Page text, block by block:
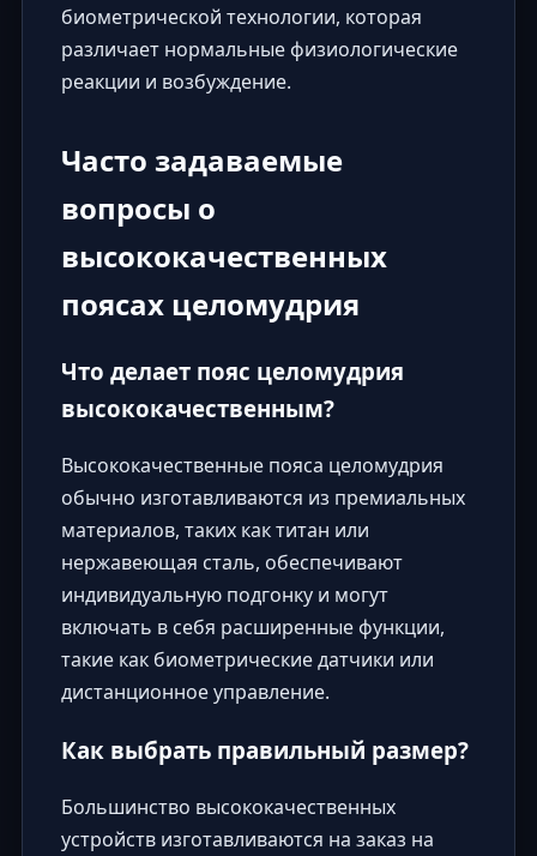
биометрической технологии, которая
различает нормальные физиологические
реакции и возбуждение.
Часто задаваемые
вопросы о
высококачественных
поясах целомудрия
Что делает пояс целомудрия
высококачественным?
Высококачественные пояса целомудрия
обычно изготавливаются из премиальных
материалов, таких как титан или
нержавеющая сталь, обеспечивают
индивидуальную подгонку и могут
включать в себя расширенные функции,
такие как биометрические датчики или
дистанционное управление.
Как выбрать правильный размер?
Большинство высококачественных
устройств изготавливаются на заказ на